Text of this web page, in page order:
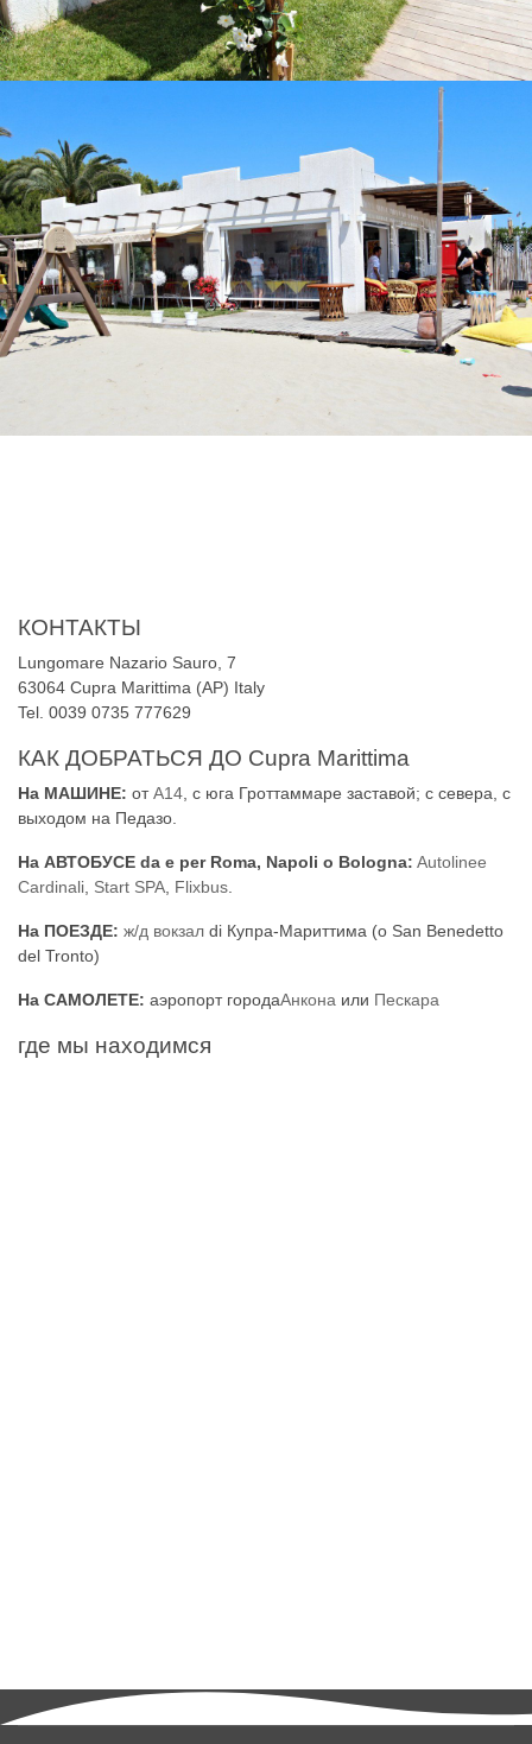
КОНТАКТЫ
Lungomare Nazario Sauro, 7
63064 Cupra Marittima (AP) Italy
Tel. 0039 0735 777629
КАК ДОБРАТЬСЯ ДО Cupra Marittima
На МАШИНЕ: отA14 , с юга Гроттаммаре заставой; с севера, с
выходом на Педазо.
На АВТОБУСЕ da e per Roma, Napoli o Bologna: Autolinee
Cardinali Start SPA Flixbus
На ПОЕЗДЕ: ж/д вокзал di Купра-Мариттима (o San Benedetto
del Tronto)
На САМОЛЕТЕ: аэропорт городаАнкона или Пескара
где мы находимся